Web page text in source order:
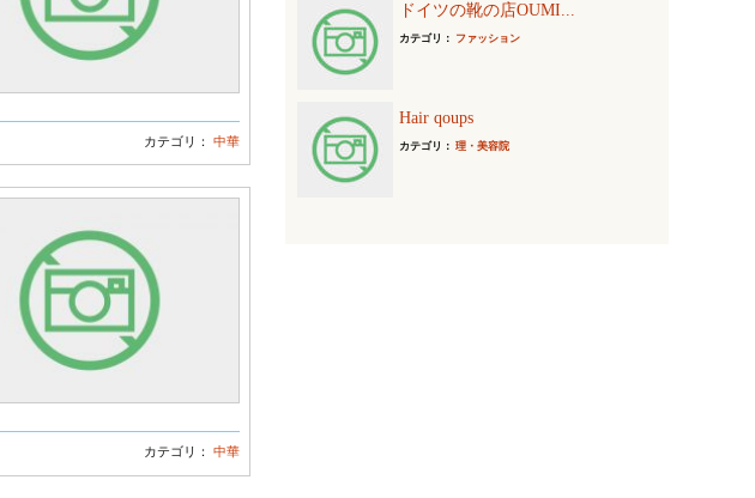
カテゴリ： 中華
カテゴリ： 中華
ドイツの靴の店OUMI...
カテゴリ： ファッション
Hair qoups
カテゴリ： 理・美容院